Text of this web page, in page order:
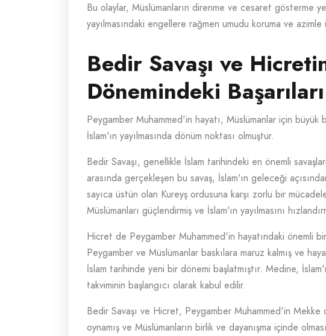
Bu olaylar, Müslümanların direnme ve cesaret gösterme
yayılmasındaki engellere rağmen umudu koruma ve
Bedir Savaşı ve
Dönemindeki Başarıları
Peygamber Muhammed'in hayatı, Müslümanlar için
İslam'ın yayılmasında dönüm noktası olmuştur.
Bedir Savaşı, genellikle İslam tarihindeki en önemli
arasında gerçekleşen bu savaş, İslam'ın geleceği
sayıca üstün olan Kureyş ordusuna karşı zorlu bir
Müslümanları güçlendirmiş ve İslam'ın yayılmasını
Hicret de Peygamber Muhammed'in hayatındaki önemli
Peygamber ve Müslümanlar baskılara maruz kalmış ve
İslam tarihinde yeni bir dönemi başlatmıştır. Medine,
takviminin başlangıcı olarak kabul edilir.
Bedir Savaşı ve Hicret, Peygamber Muhammed'in Mekke
oynamış ve Müslümanların birlik ve dayanışma içinde